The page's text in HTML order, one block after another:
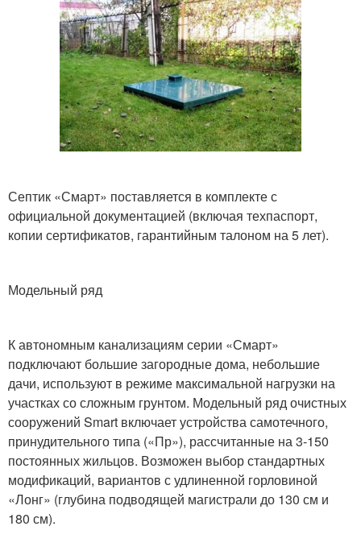
Септик «Смарт» поставляется в комплекте с
официальной документацией (включая техпаспорт,
копии сертификатов, гарантийным талоном на 5 лет).
Модельный ряд
К автономным канализациям серии «Смарт»
подключают большие загородные дома, небольшие
дачи, используют в режиме максимальной нагрузки на
участках со сложным грунтом. Модельный ряд очистных
сооружений Smart включает устройства самотечного,
принудительного типа («Пр»), рассчитанные на 3-150
постоянных жильцов. Возможен выбор стандартных
модификаций, вариантов с удлиненной горловиной
«Лонг» (глубина подводящей магистрали до 130 см и
180 см).